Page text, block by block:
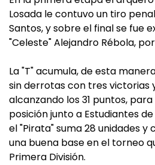
Losada le contuvo un tiro
Santos, y sobre el final se fue
"Celeste" Alejandro Rébola,
La "T" acumula, de esta
sin derrotas con tres victorias
alcanzando los 31 puntos,
posición junto a Estudiantes
el "Pirata" suma 28 unidades
una buena base en el torneo
Primera División.